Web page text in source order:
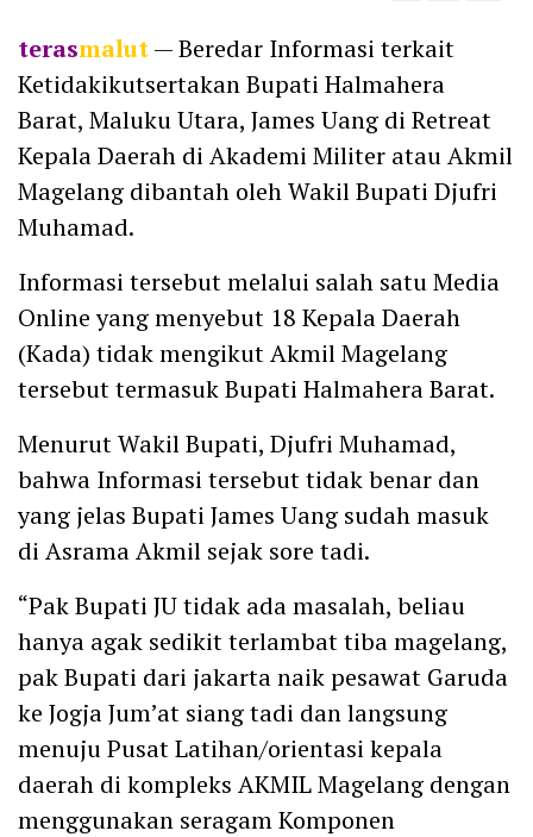
terasmalut— Beredar Informasi terkait
Ketidakikutsertakan Bupati Halmahera
Barat, Maluku Utara, James Uang di Retreat
Kepala Daerah di Akademi Militer atau Akmil
Magelang dibantah oleh Wakil Bupati Djufri
Muhamad.
Informasi tersebut melalui salah satu Media
Online yang menyebut 18 Kepala Daerah
(Kada) tidak mengikut Akmil Magelang
tersebut termasuk Bupati Halmahera Barat.
Menurut Wakil Bupati, Djufri Muhamad,
bahwa Informasi tersebut tidak benar dan
yang jelas Bupati James Uang sudah masuk
di Asrama Akmil sejak sore tadi.
“Pak Bupati JU tidak ada masalah, beliau
hanya agak sedikit terlambat tiba magelang,
pak Bupati dari jakarta naik pesawat Garuda
ke Jogja Jum’at siang tadi dan langsung
menuju Pusat Latihan/orientasi kepala
daerah di kompleks AKMIL Magelang dengan
menggunakan seragam Komponen